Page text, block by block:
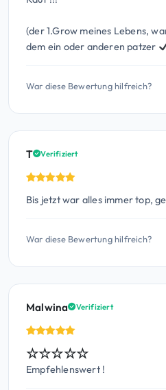
(der 1.Grow meines Lebens,
dem ein oder anderen patzer
War diese Bewertung hilfreich?
T Verifiziert
Bis jetzt war alles immer top,
War diese Bewertung hilfreich?
Malwina Verifiziert
☆☆☆☆☆
Empfehlenswert !